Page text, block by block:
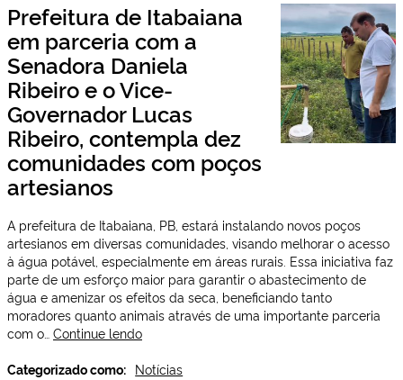
de
Itabaiana
com
oito
equipes
em
campo
Prefeitura de Itabaiana
em parceria com a
Senadora Daniela
Ribeiro e o Vice-
Governador Lucas
Ribeiro, contempla dez
comunidades com poços
artesianos
A prefeitura de Itabaiana, PB, estará instalando novos poços
artesianos em diversas comunidades, visando melhorar o acesso
à água potável, especialmente em áreas rurais. Essa iniciativa faz
parte de um esforço maior para garantir o abastecimento de
água e amenizar os efeitos da seca, beneficiando tanto
moradores quanto animais através de uma importante parceria
com o… Continue lendoPrefeitura
Itabaiana
Categorizado como: Notícias